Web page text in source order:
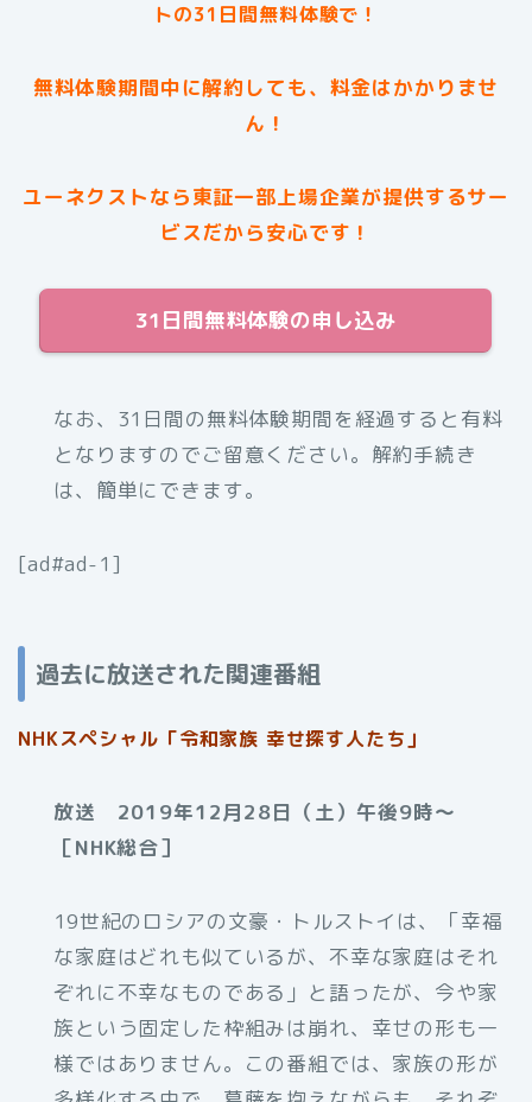
トの31日間無料体験で！
無料体験期間中に解約しても、料金はかかりませ
ん！
ユーネクストなら東証一部上場企業が提供するサー
ビスだから安心です！
31日間無料体験の申し込み
なお、31日間の無料体験期間を経過すると有料
となりますのでご留意ください。解約手続き
は、簡単にできます。
[ad#ad-1]
過去に放送された関連番組
NHKスペシャル「令和家族 幸せ探す人たち」
放送 2019年12月28日（土）午後9時〜
［NHK総合］
19世紀のロシアの文豪・トルストイは、「幸福
な家庭はどれも似ているが、不幸な家庭はそれ
ぞれに不幸なものである」と語ったが、今や家
族という固定した枠組みは崩れ、幸せの形も一
様ではありません。この番組では、家族の形が